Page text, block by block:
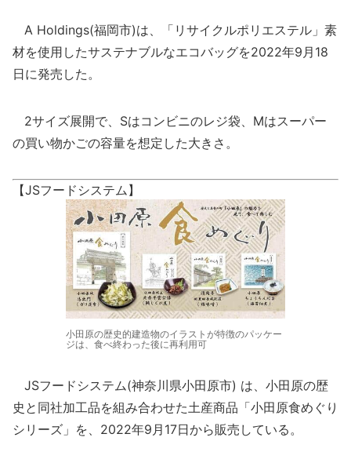
A Holdings(福岡市)は、「リサイクルポリエステル」素
材を使用したサステナブルなエコバッグを2022年9月18
日に発売した。
2サイズ展開で、Sはコンビニのレジ袋、Mはスーパー
の買い物かごの容量を想定した大きさ。
【JSフードシステム】
小田原の歴史的建造物のイラストが特徴のパッケー
ジは、食べ終わった後に再利用可
JSフードシステム(神奈川県小田原市) は、小田原の歴
史と同社加工品を組み合わせた土産商品「小田原食めぐり
シリーズ」を、2022年9月17日から販売している。